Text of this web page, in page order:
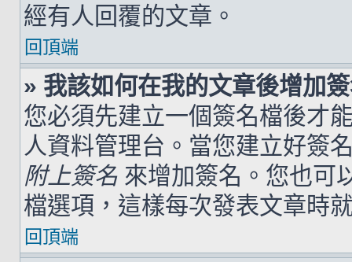
經有人回覆的文章。
回頂端
» 我該如何在我的文章後增加
您必須先建立一個簽名檔後才
人資料管理台。當您建立好簽
附上簽名 來增加簽名。您也可
檔選項，這樣每次發表文章時
回頂端